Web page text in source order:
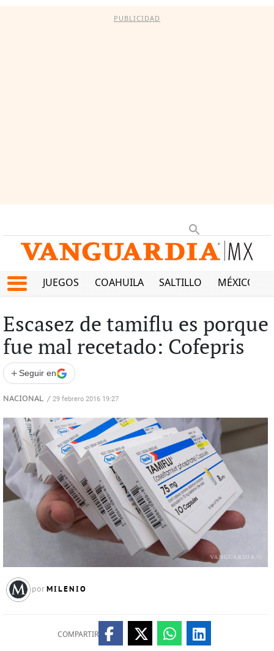
PUBLICIDAD
JUEGOS COAHUILA SALTILLO MÉXICO
Escasez de tamiflu es porque
fue mal recetado: Cofepris
+ Seguir en
NACIONAL / 29 febrero 2016 19:27
por MILENIO
COMPARTIR